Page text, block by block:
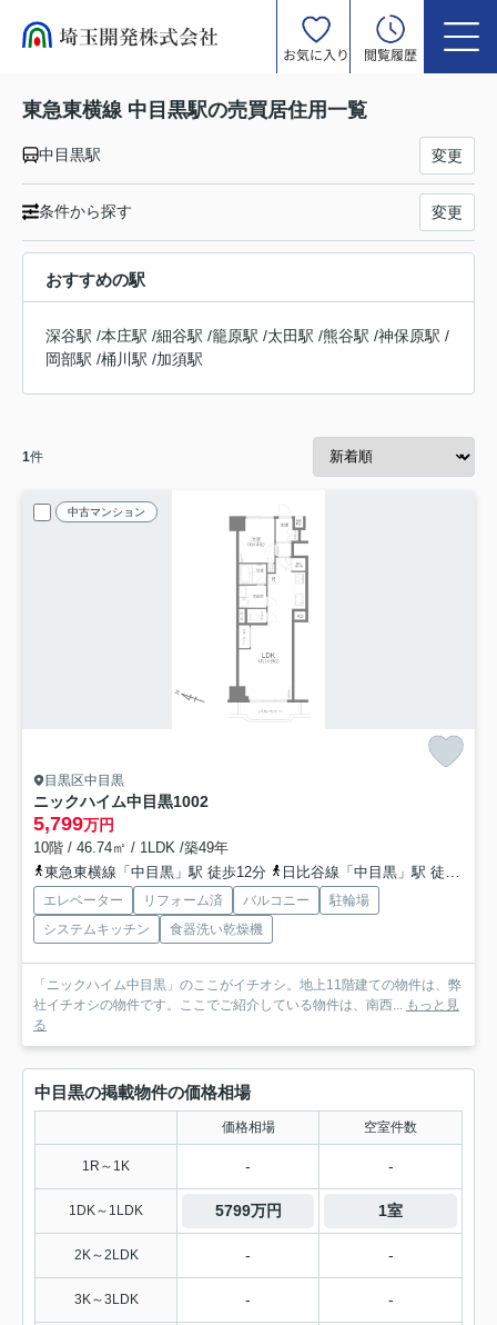
お気に入り 閲覧履歴
東急東横線 中目黒駅の売買居住用一覧
中目黒駅 変更
条件から探す 変更
おすすめの駅
深谷駅 /本庄駅 /細谷駅 /籠原駅 /太田駅 /熊谷駅 /神保原駅 /
岡部駅 /桶川駅 /加須駅
1件
中古マンション
目黒区中目黒
ニックハイム中目黒1002
5,799万円
10階 / 46.74㎡ / 1LDK /築49年
東急東横線「中目黒」駅 徒歩12分
日比谷線「中目黒」駅 徒歩12分
エレベーター リフォーム済 バルコニー
駐輪場
システムキッチン
食器洗い乾燥機
「ニックハイム中目黒」のここがイチオシ。地上11階建ての物件は、弊
社イチオシの物件です。ここでご紹介している物件は、南西...
もっと見
る
中目黒の掲載物件の価格相場
価格相場 空室件数
1R～1K - -
1DK～1LDK 5799万円 1室
2K～2LDK - -
3K～3LDK - -